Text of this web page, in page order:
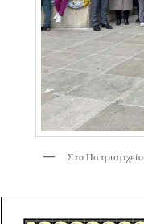
Στο Πατριαρχείο